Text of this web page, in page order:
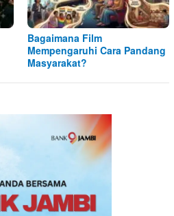
Bagaimana Film
Mempengaruhi Cara Pandang
Masyarakat?